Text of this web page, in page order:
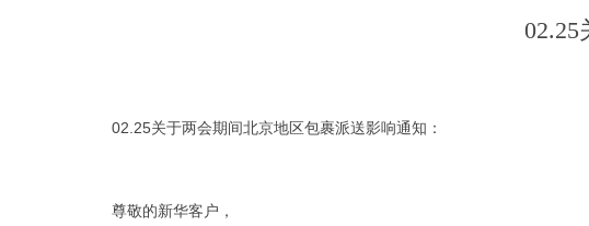
02.25关于两会期间北京地区包裹派送影响通知：
尊敬的新华客户，